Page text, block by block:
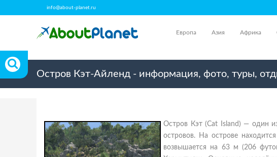
info@about-planet.ru
Европа Азия Африка
Остров Кэт-Айленд - информация, фото, туры,
Остров Кэт (Cat Island) — один
островов. На острове
возвышается на 63 м (206